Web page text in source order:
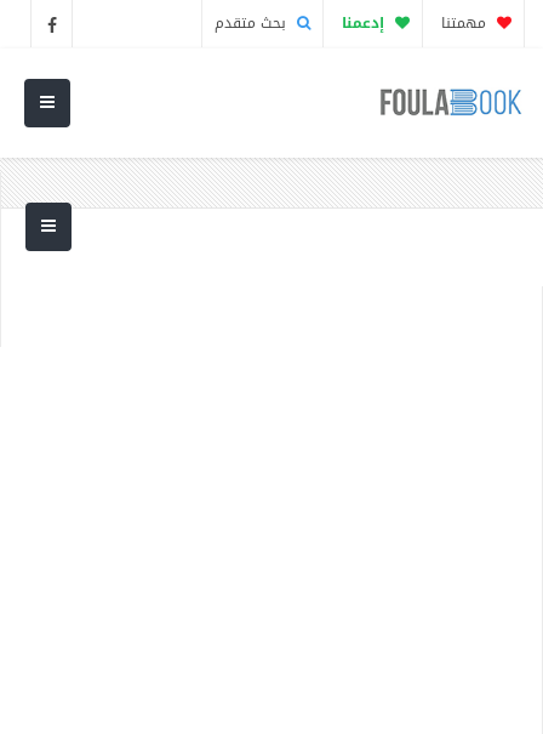
مهمتنا إدعمنا بحث متقدم